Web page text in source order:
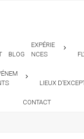
BLOG
EXPÉRIE
NCES
LIEUX
CONTACT